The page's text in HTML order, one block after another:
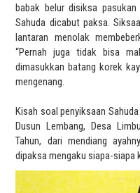
babak belur disiksa
Sahuda dicabut paksa.
lantaran menolak
“Pernah juga tidak bisa
dimasukkan batang korek
mengenang.
Kisah soal penyiksaan
Dusun Lembang, Desa
Tahun, dari mendiang
dipaksa mengaku siapa-siapa